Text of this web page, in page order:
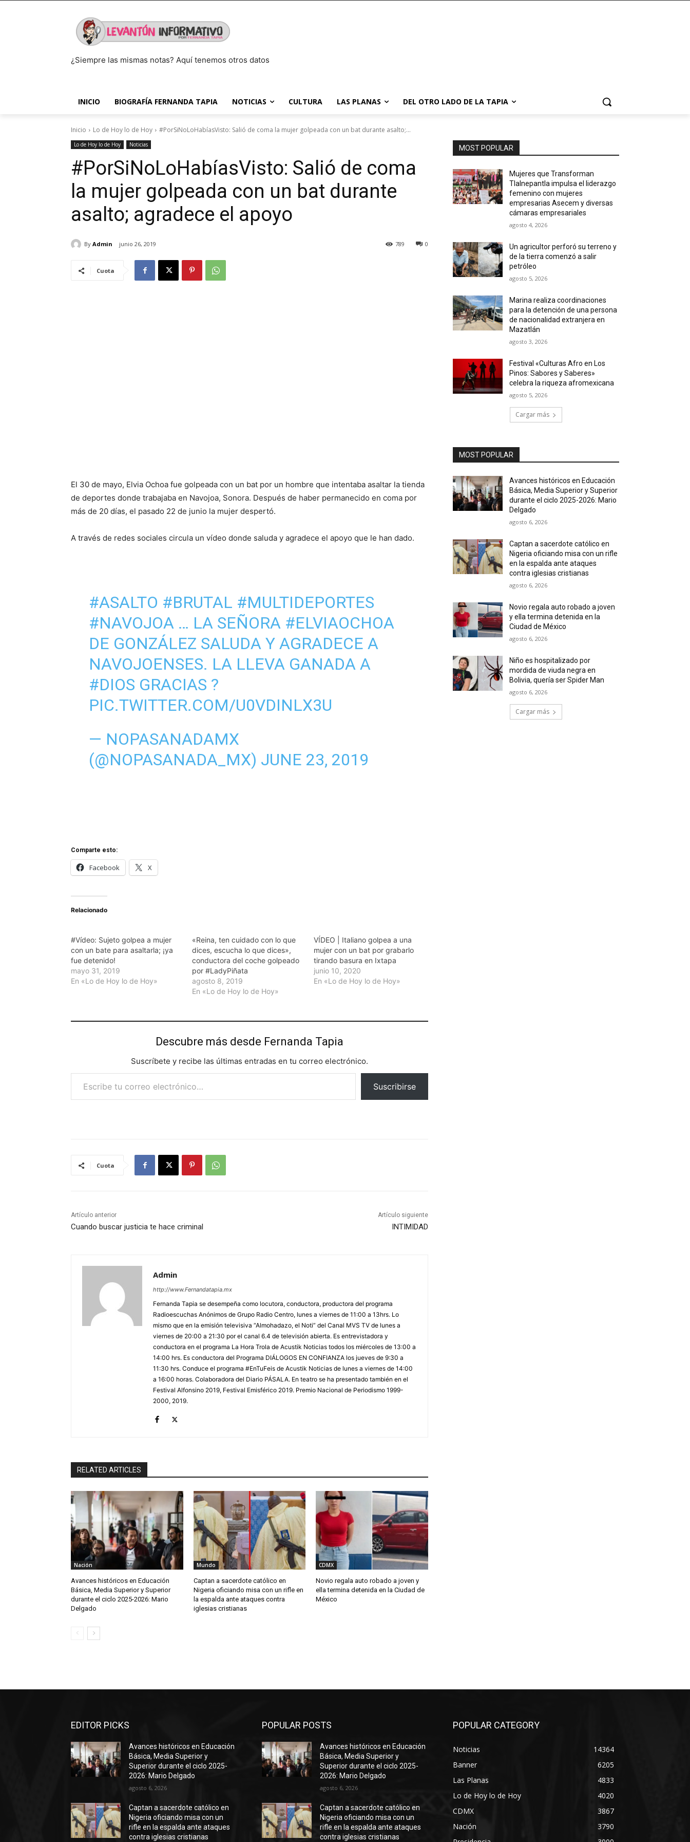
¿Siempre las mismas notas? Aquí tenemos otros datos
INICIO BIOGRAFÍA FERNANDA TAPIA NOTICIAS CULTURA LAS PLANAS DEL OTRO LADO DE LA TAPIA
Inicio Lo de Hoy lo de Hoy #PorSiNoLoHabíasVisto: Salió de coma la mujer golpeada con un bat durante asalto;...
Lo de Hoy lo de Hoy Noticias
#PorSiNoLoHabíasVisto: Salió de coma
la mujer golpeada con un bat durante
asalto; agradece el apoyo
By Admin junio 26, 2019 0
789
Cuota
El 30 de mayo, Elvia Ochoa fue golpeada con un bat por un hombre que intentaba asaltar la tienda
de deportes donde trabajaba en Navojoa, Sonora. Después de haber permanecido en coma por
más de 20 días, el pasado 22 de junio la mujer despertó.
A través de redes sociales circula un vídeo donde saluda y agradece el apoyo que le han dado.
#ASALTO #BRUTAL #MULTIDEPORTES
#NAVOJOA… LA SEÑORA #ELVIAOCHOA
DE GONZÁLEZ SALUDA Y AGRADECE A
NAVOJOENSES. LA LLEVA GANADA A
#DIOS GRACIAS ?
PIC.TWITTER.COM/U0VDINLX3U
— NOPASANADAMX
(@NOPASANADA_MX) JUNE 23, 2019
Comparte esto:
Facebook X
Relacionado
#Vídeo: Sujeto golpea a mujer
con un bate para asaltarla; ¡ya
fue detenido!
mayo 31, 2019
En «Lo de Hoy lo de Hoy»
«Reina, ten cuidado con lo que
dices, escucha lo que dices»,
conductora del coche golpeado
por #LadyPiñata
agosto 8, 2019
En «Lo de Hoy lo de Hoy»
VÍDEO | Italiano golpea a una
mujer con un bat por grabarlo
tirando basura en Ixtapa
junio 10, 2020
En «Lo de Hoy lo de Hoy»
Descubre más desde Fernanda Tapia
Suscríbete y recibe las últimas entradas en tu correo electrónico.
Escribe tu correo electrónico…
Suscribirse
Cuota
Artículo anterior
Cuando buscar justicia te hace criminal
Artículo siguiente
INTIMIDAD
Admin
http://www.Fernandatapia.mx
Fernanda Tapia se desempeña como locutora, conductora, productora del programa
Radioescuchas Anónimos de Grupo Radio Centro, lunes a viernes de 11:00 a 13hrs. Lo
mismo que en la emisión televisiva “Almohadazo, el Noti” del Canal MVS TV de lunes a
viernes de 20:00 a 21:30 por el canal 6.4 de televisión abierta. Es entrevistadora y
conductora en el programa La Hora Trola de Acustik Noticias todos los miércoles de 13:00 a
14:00 hrs. Es conductora del Programa DIÁLOGOS EN CONFIANZA los jueves de 9:30 a
11:30 hrs. Conduce el programa #EnTuFeis de Acustik Noticias de lunes a viernes de 14:00
a 16:00 horas. Colaboradora del Diario PÁSALA. En teatro se ha presentado también en el
Festival Alfonsino 2019, Festival Emisférico 2019. Premio Nacional de Periodismo 1999-
2000, 2019.
RELATED ARTICLES
Nación
Avances históricos en Educación
Básica, Media Superior y Superior
durante el ciclo 2025-2026: Mario
Delgado
Mundo
Captan a sacerdote católico en
Nigeria oficiando misa con un rifle en
la espalda ante ataques contra
iglesias cristianas
CDMX
Novio regala auto robado a joven y
ella termina detenida en la Ciudad de
México
MOST POPULAR
Mujeres que Transforman
Tlalnepantla impulsa el liderazgo
femenino con mujeres
empresarias Asecem y diversas
cámaras empresariales
agosto 4, 2026
Un agricultor perforó su terreno y
de la tierra comenzó a salir
petróleo
agosto 5, 2026
Marina realiza coordinaciones
para la detención de una persona
de nacionalidad extranjera en
Mazatlán
agosto 3, 2026
Festival «Culturas Afro en Los
Pinos: Sabores y Saberes»
celebra la riqueza afromexicana
agosto 5, 2026
Cargar más
MOST POPULAR
Avances históricos en Educación
Básica, Media Superior y Superior
durante el ciclo 2025-2026: Mario
Delgado
agosto 6, 2026
Captan a sacerdote católico en
Nigeria oficiando misa con un rifle
en la espalda ante ataques
contra iglesias cristianas
agosto 6, 2026
Novio regala auto robado a joven
y ella termina detenida en la
Ciudad de México
agosto 6, 2026
Niño es hospitalizado por
mordida de viuda negra en
Bolivia, quería ser Spider Man
agosto 6, 2026
Cargar más
EDITOR PICKS
Avances históricos en Educación
Básica, Media Superior y
Superior durante el ciclo 2025-
2026: Mario Delgado
agosto 6, 2026
Captan a sacerdote católico en
Nigeria oficiando misa con un
rifle en la espalda ante ataques
contra iglesias cristianas
POPULAR POSTS
Avances históricos en Educación
Básica, Media Superior y
Superior durante el ciclo 2025-
2026: Mario Delgado
agosto 6, 2026
Captan a sacerdote católico en
Nigeria oficiando misa con un
rifle en la espalda ante ataques
contra iglesias cristianas
POPULAR CATEGORY
Noticias
14364
Banner
6205
Las Planas
4833
Lo de Hoy lo de Hoy
4020
CDMX
3867
Nación
3790